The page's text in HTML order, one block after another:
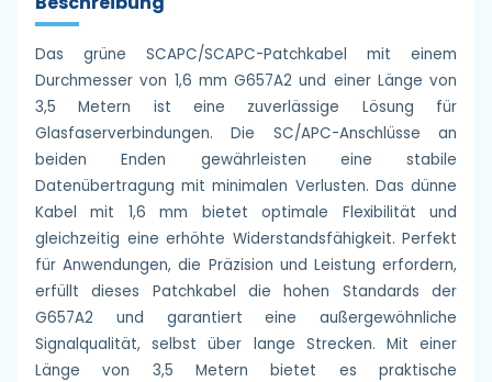
Das grüne SCAPC/SCAPC-Patchkabel mit einem
Durchmesser von 1,6 mm G657A2 und einer Länge von
3,5 Metern ist eine zuverlässige Lösung für
Glasfaserverbindungen. Die SC/APC-Anschlüsse an
beiden Enden gewährleisten eine stabile
Datenübertragung mit minimalen Verlusten. Das dünne
Kabel mit 1,6 mm bietet optimale Flexibilität und
gleichzeitig eine erhöhte Widerstandsfähigkeit. Perfekt
für Anwendungen, die Präzision und Leistung erfordern,
erfüllt dieses Patchkabel die hohen Standards der
G657A2 und garantiert eine außergewöhnliche
Signalqualität, selbst über lange Strecken. Mit einer
Länge von 3,5 Metern bietet es praktische